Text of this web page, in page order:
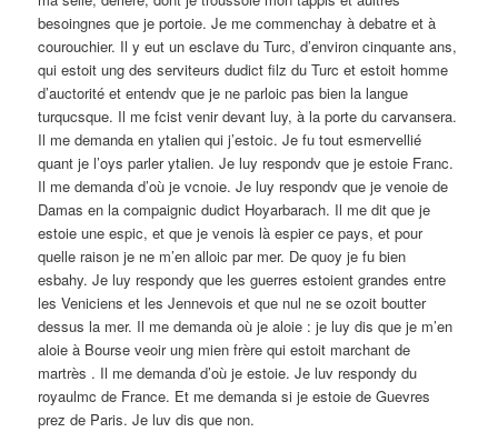
besoingnes que je portoie. Je me commenchay à debatre et à
courouchier. Il y eut un esclave du Turc, d’environ cinquante ans,
qui estoit ung des serviteurs dudict filz du Turc et estoit homme
d’auctorité et entendv que je ne parloic pas bien la langue
turqucsque. Il me fcist venir devant luy, à la porte du carvansera.
Il me demanda en ytalien qui j’estoic. Je fu tout esmervellié
quant je l’oys parler ytalien. Je luy respondv que je estoie Franc.
Il me demanda d’où je vcnoie. Je luy respondv que je venoie de
Damas en la compaignic dudict Hoyarbarach. Il me dit que je
estoie une espic, et que je venois là espier ce pays, et pour
quelle raison je ne m’en alloic par mer. De quoy je fu bien
esbahy. Je luy respondy que les guerres estoient grandes entre
les Veniciens et les Jennevois et que nul ne se ozoit boutter
dessus la mer. Il me demanda où je aloie : je luy dis que je m’en
aloie à Bourse veoir ung mien frère qui estoit marchant de
martrès . Il me demanda d’où je estoie. Je luv respondy du
royaulmc de France. Et me demanda si je estoie de Guevres
prez de Paris. Je luv dis que non.